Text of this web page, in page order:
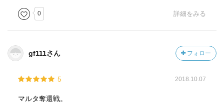
0 詳細をみる
gf111さん フォロー
5 2018.10.07
マルタ奪還戦。